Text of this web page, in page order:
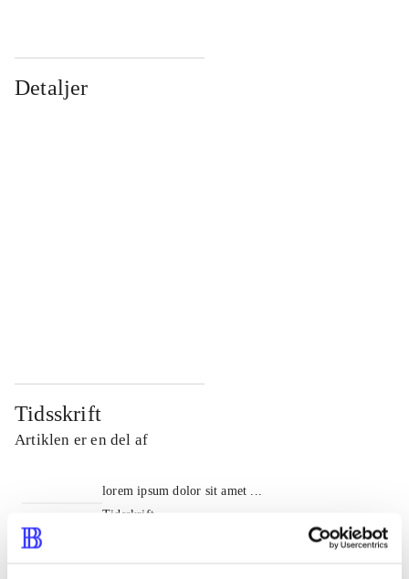
Detaljer
Tidsskrift
Artiklen er en del af
lorem ipsum dolor sit amet ...
Tidsskrift
Artiklerne i